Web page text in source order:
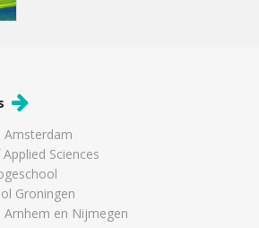
Amsterdam
Sciences
Groningen
Arnhem en Nijmegen